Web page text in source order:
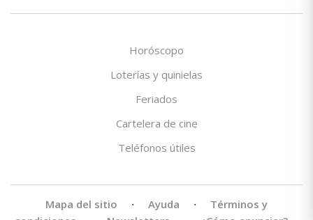
Horóscopo
Loterías y quinielas
Feriados
Cartelera de cine
Teléfonos útiles
Mapa del sitio · Ayuda ·
Términos y